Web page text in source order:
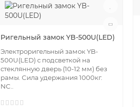
Ригельный замок YB-500U(LED)
Электроригельный замок YB-
500U(LED) с подсветкой на
стеклянную дверь (10-12 мм) без
рамы. Сила удержания 1000кг.
NC..